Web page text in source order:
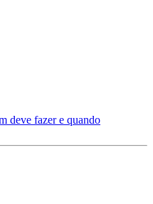
deve fazer e quando